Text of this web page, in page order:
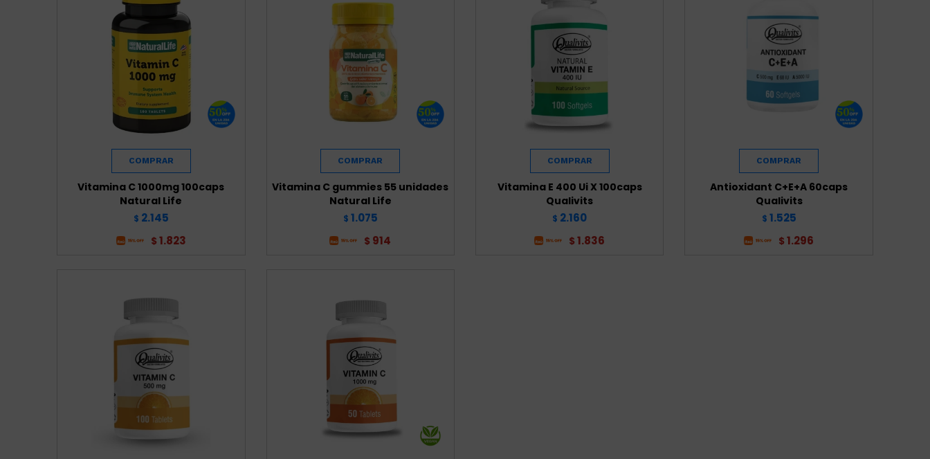
Vitamina C 1000mg 100caps
Natural Life
$ 2.145
$ 1.823
Vitamina C gummies 55 unidades
Natural Life
$ 1.075
$ 914
Vitamina E 400 Ui X 100caps
Qualivits
$ 2.160
$ 1.836
Antioxidant C+E+A 60caps
Qualivits
$ 1.525
$ 1.296